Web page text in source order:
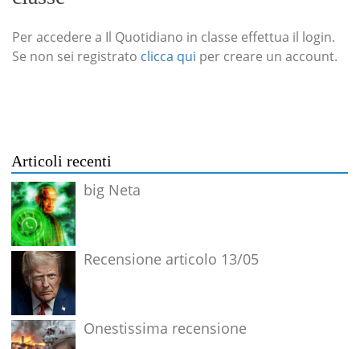
Per accedere a Il Quotidiano in classe effettua il login.
Se non sei registrato clicca qui per creare un account.
Articoli recenti
big Neta
Recensione articolo 13/05
Onestissima recensione